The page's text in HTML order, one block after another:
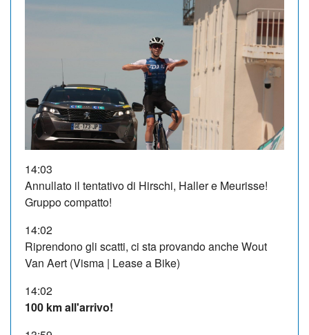
14:03
Annullato il tentativo di Hirschi, Haller e Meurisse!
Gruppo compatto!
14:02
Riprendono gli scatti, ci sta provando anche Wout
Van Aert (Visma | Lease a Bike)
14:02
100 km all'arrivo!